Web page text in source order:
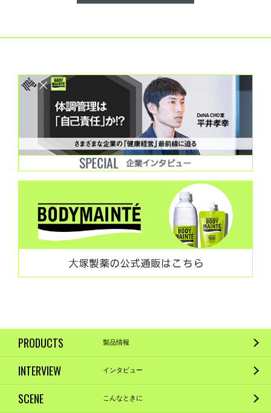
PRODUCTS 製品情報
INTERVIEW インタビュー
SCENE こんなときに